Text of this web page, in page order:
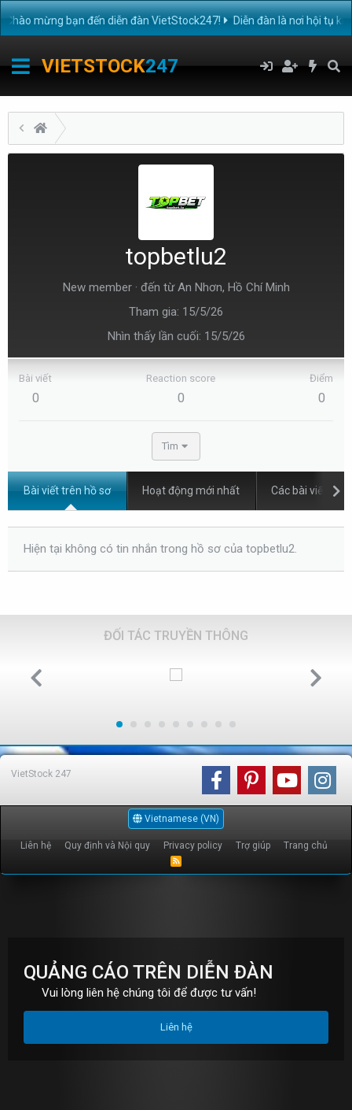
mừng bạn đến diễn đàn VietStock247! Diễn đàn là nơi hội tụ
VIETSTOCK247
topbetlu2
New member · đến từ An Nhơn, Hồ Chí Minh
Tham gia 15/5/26
Nhìn thấy lần cuối 15/5/26
Bài viết
0
Reaction score
0
Điểm
0
Tìm
Bài viết trên hồ sơ Hoạt động mới nhất Các bài viết
Hiện tại không có tin nhắn trong hồ sơ của topbetlu2.
ĐỐI TÁC TRUYỀN THÔNG
VietStock 247
Vietnamese (VN)
Liên hệ Quy định và Nội quy Privacy policy Trợ giúp Trang chủ
R
QUẢNG CÁO TRÊN DIỄN ĐÀN
Vui lòng liên hệ chúng tôi để được tư vấn!
Liên hệ